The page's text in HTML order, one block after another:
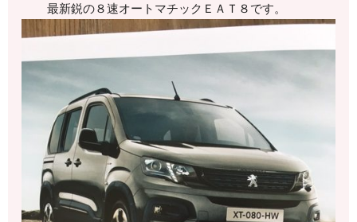
最新鋭の８速オートマチックＥＡＴ８です。